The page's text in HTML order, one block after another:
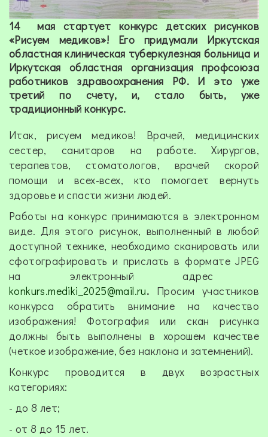
14 мая стартует конкурс детских рисунков
«Рисуем медиков»! Его придумали Иркутская
областная клиническая туберкулезная больница и
Иркутская областная организация профсоюза
работников здравоохранения РФ. И это уже
третий по счету, и, стало быть, уже
традиционный конкурс.
Итак, рисуем медиков! Врачей, медицинских
сестер, санитаров на работе. Хирургов,
терапевтов, стоматологов, врачей скорой
помощи и всех-всех, кто помогает вернуть
здоровье и спасти жизни людей.
Работы на конкурс принимаются в электронном
виде. Для этого рисунок, выполненный в любой
доступной технике, необходимо сканировать или
сфотографировать и прислать в форматеJPEG
на электронный адрес
konkurs.mediki_2025@mail.ru. Просим участников
конкурса обратить внимание на качество
изображения! Фотография или скан рисунка
должны быть выполнены в хорошем качестве
(четкое изображение, без наклона и затемнений).
Конкурс проводится в двух возрастных
категориях:
- до 8 лет;
- от 8 до 15 лет.